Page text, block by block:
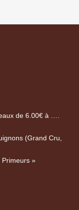
de 6.00€ à ….
(Grand Cru,
Primeurs »